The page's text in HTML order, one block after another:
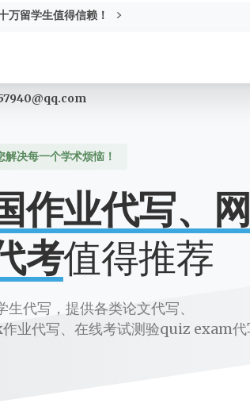
万留学生值得信赖！
决每一个学术烦恼！
作业代写、网
考值得推荐
代写，提供各类论文代写、
代写、在线考试测验quiz exam代